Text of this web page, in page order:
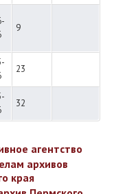
9
23
32
агентство
архивов
края